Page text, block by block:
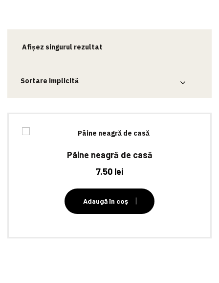
Afișez singurul rezultat
Pâine neagră de casă
7.50 lei
Adaugă în coș